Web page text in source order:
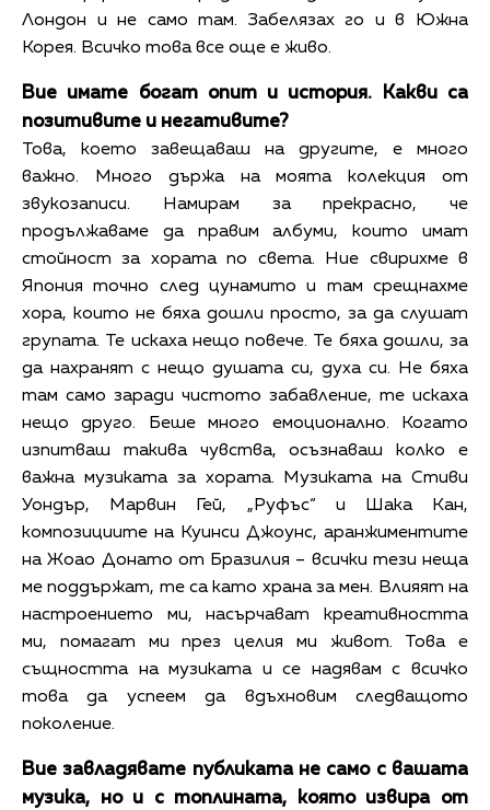
Лондон и не само там. Забелязах го и в Южна
Корея. Всичко това все още е живо.
Вие имате богат опит и история. Какви са
позитивите и негативите?
Това, което завещаваш на другите, е много
важно. Много държа на моята колекция от
звукозаписи. Намирам за прекрасно, че
продължаваме да правим албуми, които имат
стойност за хората по света. Ние свирихме в
Япония точно след цунамито и там срещнахме
хора, които не бяха дошли просто, за да слушат
групата. Те искаха нещо повече. Те бяха дошли, за
да нахранят с нещо душата си, духа си. Не бяха
там само заради чистото забавление, те искаха
нещо друго. Беше много емоционално. Когато
изпитваш такива чувства, осъзнаваш колко е
важна музиката за хората. Музиката на Стиви
Уондър, Марвин Гей, „Руфъс“ и Шака Кан,
композициите на Куинси Джоунс, аранжиментите
на Жоао Донато от Бразилия – всички тези неща
ме поддържат, те са като храна за мен. Влияят на
настроението ми, насърчават креативността
ми, помагат ми през целия ми живот. Това е
същността на музиката и се надявам с всичко
това да успеем да вдъхновим следващото
поколение.
Вие завладявате публиката не само с вашата
музика, но и с топлината, която извира от